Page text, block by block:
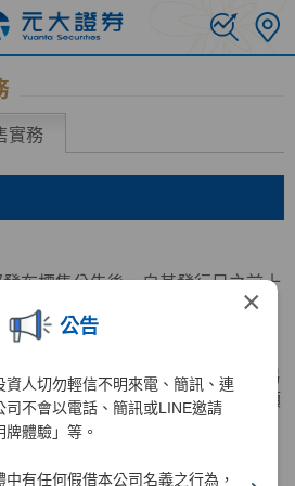
×
公告
資人切勿輕信不明來電、簡訊、連
司不會以電話、簡訊或LINE邀請
牌體驗」等。
有任何假借本公司名義之行為，
實務
布標售公告後，自其發行日之前十
業日止之買賣斷交易。
之當日，各單一交易商之發行前交易
位後之總淨部位不得逾該次標售總額